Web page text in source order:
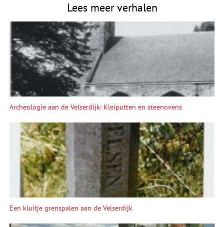
Lees meer verhalen
Archeologie aan de Velserdijk: Kleiputten en steenovens
Een kluitje grenspalen aan de Velserdijk